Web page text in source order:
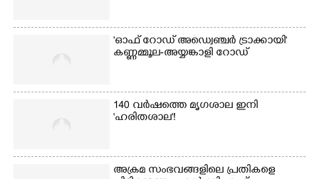
'ഓഫ് റോഡ് അഡ്വെഞ്ചർ ട്രാക്കായി'
കണ്ണമ്മൂല-അയ്യങ്കാളി റോഡ്
140 വർഷത്തെ മൃഗശാല ഇനി
'ഹരിതശാല'!
അക്രമ സംഭവങ്ങളിലെ പ്രതികളെ